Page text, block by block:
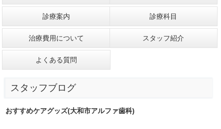
診療案内 診療科目
治療費用について スタッフ紹介
よくある質問
スタッフブログ
おすすめケアグッズ(大和市アルファ歯科)